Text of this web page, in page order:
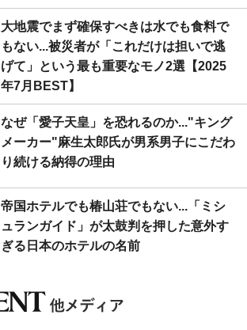
大地震でまず確保すべきは水でも食料で
もない...被災者が「これだけは担いで逃
げて」という最も重要なモノ2選【2025
年7月BEST】
なぜ「愛子天皇」を恐れるのか..."キング
メーカー"麻生太郎氏が男系男子にこだわ
り続ける納得の理由
帝国ホテルでも椿山荘でもない...「ミシ
ュランガイド」が太鼓判を押した意外す
ぎる日本のホテルの名前